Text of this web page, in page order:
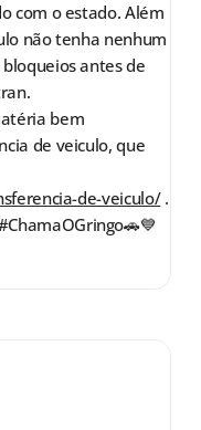
com o estado. Além
não tenha nenhum
antes de
bem
de veiculo, que
de-veiculo/.